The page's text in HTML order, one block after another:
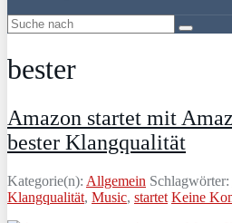
bester
Amazon startet mit
bester Klangqualität
Kategorie(n): Allgemein Schlagwörter:
Klangqualität, Music, startet Keine